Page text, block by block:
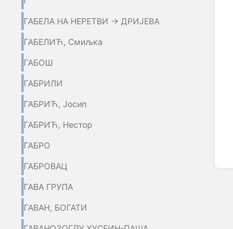
ГАБЕЛА НА НЕРЕТВИ → ДРИЈЕВА
ГАБЕЛИЋ, Смиљка
ГАБОШ
ГАБРИЛИ
ГАБРИЋ, Јосип
ГАБРИЋ, Нестор
ГАБРО
ГАБРОВАЦ
ГАВА ГРУПА
ГАВАН, БОГАТИ